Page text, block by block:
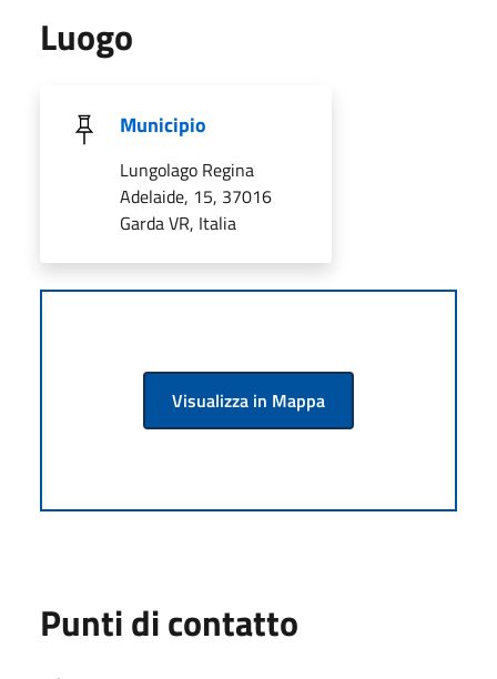
Luogo
Municipio
Lungolago Regina
Adelaide, 15, 37016
Garda VR, Italia
Visualizza in Mappa
Punti di contatto